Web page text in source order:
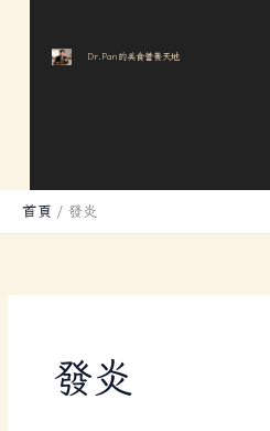
Dr.Pan的美食營養天地
首頁 發炎
發炎